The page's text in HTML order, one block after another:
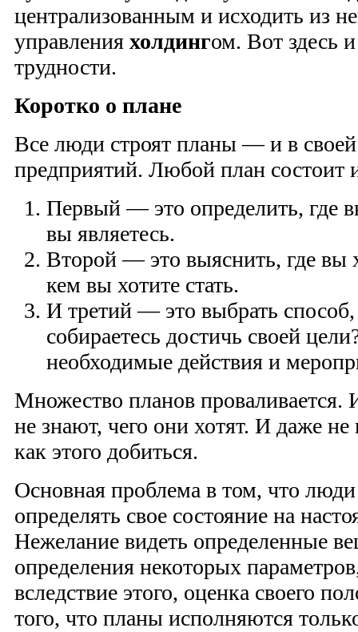
централизованным и исходить из
управления холдингом. Вот здесь
трудности.
Коротко о плане
Все люди строят планы — и в
предприятий. Любой план состоит
Первый — это определить, где
вы являетесь.
Второй — это выяснить, где вы
кем вы хотите стать.
И третий — это выбрать
собираетесь достичь своей
необходимые действия и
Множество планов проваливается.
не знают, чего они хотят. И даже
как этого добиться.
Основная проблема в том, что
определять свое состояние на
Нежелание видеть определенные
определения некоторых
вследствие этого, оценка своего
того, что планы исполняются